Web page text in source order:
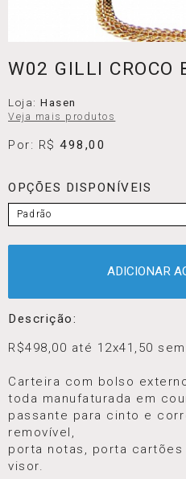
W02 GILLI CROCO
Loja:Hasen
Veja mais produtos
Por: R$498,00
OPÇÕES DISPONÍVEIS
Padrão
ADICIONAR
Descrição:
R$498,00 até 12x41,50
Carteira com bolso
toda manufaturada em
passante para cinto e
removível,
porta notas, porta
visor.